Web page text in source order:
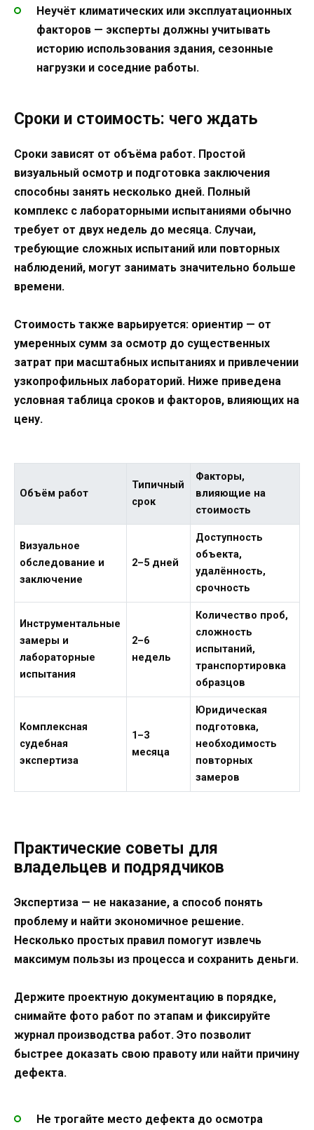
Неучёт климатических или эксплуатационных
факторов — эксперты должны учитывать
историю использования здания, сезонные
нагрузки и соседние работы.
Сроки и стоимость: чего ждать
Сроки зависят от объёма работ. Простой
визуальный осмотр и подготовка заключения
способны занять несколько дней. Полный
комплекс с лабораторными испытаниями обычно
требует от двух недель до месяца. Случаи,
требующие сложных испытаний или повторных
наблюдений, могут занимать значительно больше
времени.
Стоимость также варьируется: ориентир — от
умеренных сумм за осмотр до существенных
затрат при масштабных испытаниях и привлечении
узкопрофильных лабораторий. Ниже приведена
условная таблица сроков и факторов, влияющих на
цену.
Объём работ
Типичный
срок
Факторы,
влияющие на
стоимость
Визуальное
обследование и
заключение
2–5 дней
Доступность
объекта,
удалённость,
срочность
Инструментальные
замеры и
лабораторные
испытания
2–6
недель
Количество проб,
сложность
испытаний,
транспортировка
образцов
Комплексная
судебная
экспертиза
1–3
месяца
Юридическая
подготовка,
необходимость
повторных
замеров
Практические советы для
владельцев и подрядчиков
Экспертиза — не наказание, а способ понять
проблему и найти экономичное решение.
Несколько простых правил помогут извлечь
максимум пользы из процесса и сохранить деньги.
Держите проектную документацию в порядке,
снимайте фото работ по этапам и фиксируйте
журнал производства работ. Это позволит
быстрее доказать свою правоту или найти причину
дефекта.
Не трогайте место дефекта до осмотра